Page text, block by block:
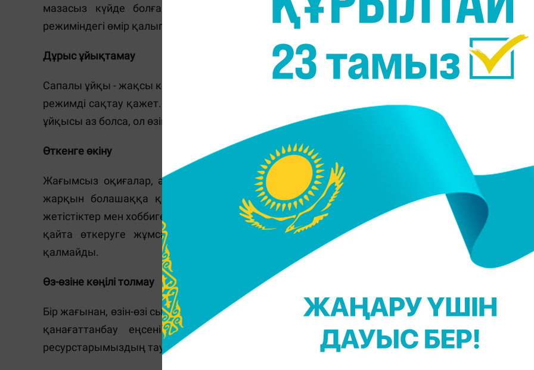
мазасыз күйде болғанда, оның денесі әлжуазданады- егер бұл әдетке айналса, стресс
режиміндегі өмір қалыпты жағдайға айналады, бұл өте жағымсыз әсер етеді.
Дұрыс ұйықтамау
Сапалы ұйқы - жақсы көңіл-күй мен жалпы денсаулық кепілі. Денені толық қалпына келтіру үшін
режимді сақтау қажет. Егер адам режимді елемейтін болса, кеш ұйықтаса, түрлі уақытта оянса,
ұйқысы аз болса, ол өзін үнемі шаршаңқы сезінеді.
Өткенге өкіну
Жағымсыз оқиғалар, әрине, қуаныш әкеле алмайды, бірақ ренжіп, өткенмен өмір сүру әдеті
жарқын болашаққа қадам басуға және мақсаттарыңызға жетуге кедергі жасайды. Жаңа
жетістіктер мен хоббиге бағытталуы мүмкін энергия ескі жағымсыз эмоцияларды бастан қайта-
қайта өткеруге жұмсалады, нәтижесінде армандар жолында еңбектенуге ешқандай күш
қалмайды.
Өз-өзіне көңілі толмау
Бір жағынан, өзін-өзі сынау мотиватор ретінде қызмет ете алады, бірақ өзіне және жетістіктеріне
қанағаттанбау еңсені түсіреду. Сонымен қатар, үнемі өзін-өзі қайрау біздің өмірлік
ресурстарымыздың таусылуына әкеледі.